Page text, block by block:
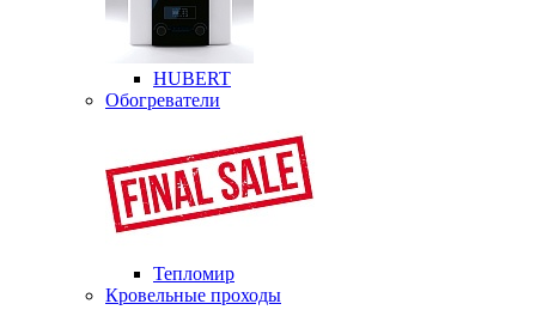
HUBERT
Обогреватели
Тепломир
Кровельные проходы